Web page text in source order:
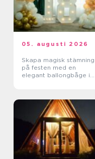
05. augusti 2026
Skapa magisk stämning
på festen med en
elegant ballongbåge i